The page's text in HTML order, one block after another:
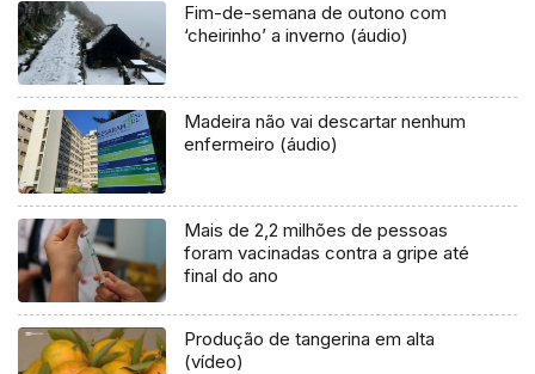
Fim-de-semana de outono com
‘cheirinho’ a inverno (áudio)
Madeira não vai descartar nenhum
enfermeiro (áudio)
Mais de 2,2 milhões de pessoas
foram vacinadas contra a gripe até
final do ano
Produção de tangerina em alta
(vídeo)